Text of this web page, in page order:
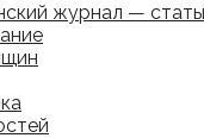
журнал —